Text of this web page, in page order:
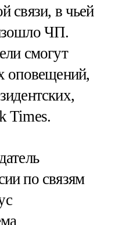
связи, в чьей
ЧП.
смогут
оповещений,
Times.
по связям